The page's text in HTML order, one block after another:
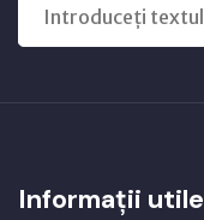
Informații utile